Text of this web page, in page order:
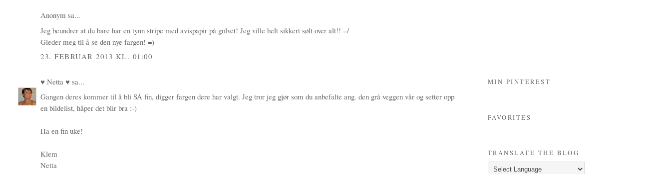
Anonym sa...
Jeg beundrer at du bare har en tynn stripe med avispapir på golvet! Jeg ville helt sikkert sølt over alt!! =/
Gleder meg til å se den nye fargen! =)
23. FEBRUAR 2013 KL. 01:00
♥ Netta ♥ sa...
Gangen deres kommer til å bli SÅ fin, digger fargen dere har valgt. Jeg tror jeg gjør som du anbefalte ang. den grå veggen vår og setter opp
en bildelist, håper det blir bra :-)
Ha en fin uke!
Klem
Netta
MIN PINTEREST
FAVORITES
TRANSLATE THE BLOG